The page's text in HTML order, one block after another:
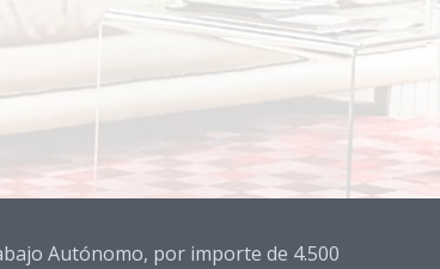
Autónomo, por importe de 4.500